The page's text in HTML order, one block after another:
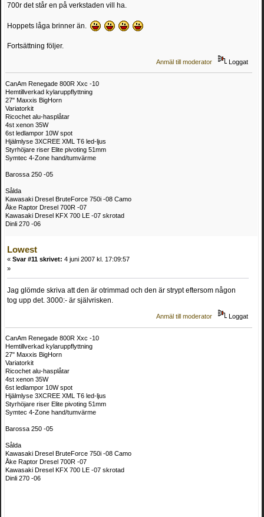
700r det står en på verkstaden vill ha.
Hoppets låga brinner än.
Fortsättning följer.
Anmäl till moderator Loggat
CanAm Renegade 800R Xxc -10
Hemtillverkad kylaruppflyttning
27" Maxxis BigHorn
Variatorkit
Ricochet alu-hasplåtar
4st xenon 35W
6st ledlampor 10W spot
Hjälmlyse 3XCREE XML T6 led-ljus
Styrhöjare riser Elite pivoting 51mm
Symtec 4-Zone hand/tumvärme
Barossa 250 -05
Sålda
Kawasaki Dresel BruteForce 750i -08 Camo
Åke Raptor Dresel 700R -07
Kawasaki Dresel KFX 700 LE -07 skrotad
Dinli 270 -06
Lowest
« Svar #11 skrivet: 4 juni 2007 kl. 17:09:57
»
Jag glömde skriva att den är otrimmad och den är strypt eftersom någon
tog upp det. 3000:- är självrisken.
Anmäl till moderator Loggat
CanAm Renegade 800R Xxc -10
Hemtillverkad kylaruppflyttning
27" Maxxis BigHorn
Variatorkit
Ricochet alu-hasplåtar
4st xenon 35W
6st ledlampor 10W spot
Hjälmlyse 3XCREE XML T6 led-ljus
Styrhöjare riser Elite pivoting 51mm
Symtec 4-Zone hand/tumvärme
Barossa 250 -05
Sålda
Kawasaki Dresel BruteForce 750i -08 Camo
Åke Raptor Dresel 700R -07
Kawasaki Dresel KFX 700 LE -07 skrotad
Dinli 270 -06